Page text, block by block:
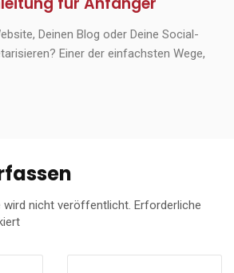
Deinen Blog oder Deine Social-
Einer der einfachsten Wege,
wird nicht veröffentlicht. Erforderliche